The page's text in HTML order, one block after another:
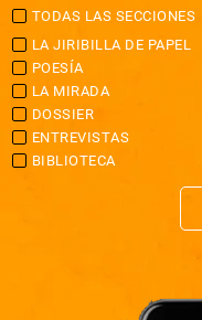
TODAS LAS SECCIONES
LA JIRIBILLA DE PAPEL
POESÍA
LA MIRADA
DOSSIER
ENTREVISTAS
BIBLIOTECA